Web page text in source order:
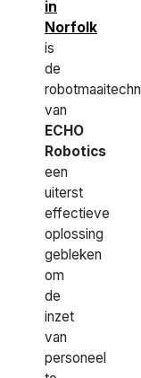
in
Norfolk
is
de
van
ECHO
Robotics
een
uiterst
effectieve
oplossing
gebleken
om
de
inzet
van
personeel